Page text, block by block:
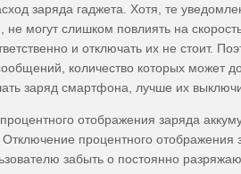
заряда гаджета. Хотя, те
могут слишком повлиять на
и отключать их не стоит.
количество которых может
заряд смартфона, лучше их
отображения заряда
процентного отображения
забыть о постоянно